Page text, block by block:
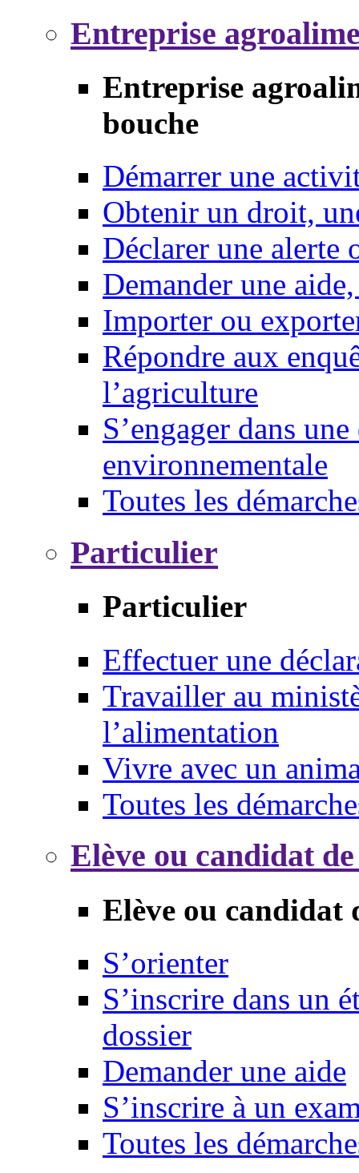
Entreprise
Entreprise
bouche
Démarrer une
Obtenir un droit,
Déclarer une alerte
Demander une
Importer ou
Répondre aux
l’agriculture
S’engager dans
environnementale
Toutes les
Particulier
Particulier
Effectuer une
Travailler au
l’alimentation
Vivre avec un
Toutes les
Elève ou candidat
Elève ou candidat
S’orienter
S’inscrire dans un
dossier
Demander une aide
S’inscrire à un
Toutes les